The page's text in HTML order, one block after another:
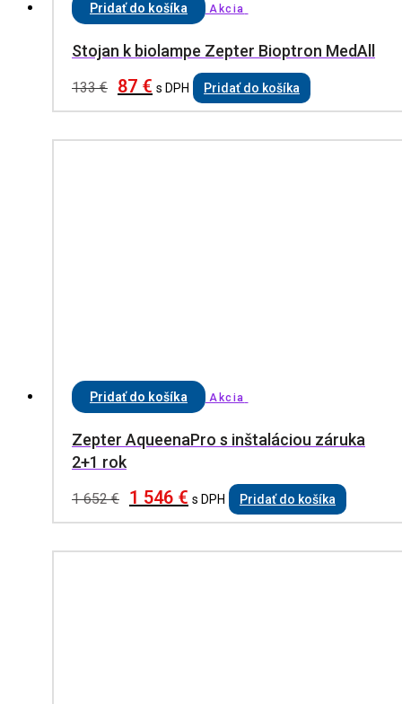
Pridať do košíka Akcia
Stojan k biolampe Zepter Bioptron MedAll
133€ 87 € s DPH Pridať do košíka
Pridať do košíka Akcia
Zepter AqueenaPro s inštaláciou záruka
2+1 rok
1 652€ 1 546 € s DPH Pridať do košíka